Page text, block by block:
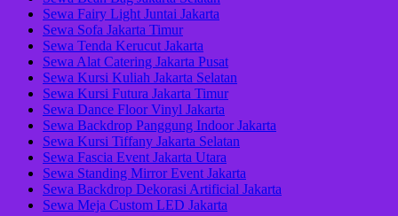
Sewa Fairy Light Juntai Jakarta
Sewa Sofa Jakarta Timur
Sewa Tenda Kerucut Jakarta
Sewa Alat Catering Jakarta Pusat
Sewa Kursi Kuliah Jakarta Selatan
Sewa Kursi Futura Jakarta Timur
Sewa Dance Floor Vinyl Jakarta
Sewa Backdrop Panggung Indoor Jakarta
Sewa Kursi Tiffany Jakarta Selatan
Sewa Fascia Event Jakarta Utara
Sewa Standing Mirror Event Jakarta
Sewa Backdrop Dekorasi Artificial Jakarta
Sewa Meja Custom LED Jakarta